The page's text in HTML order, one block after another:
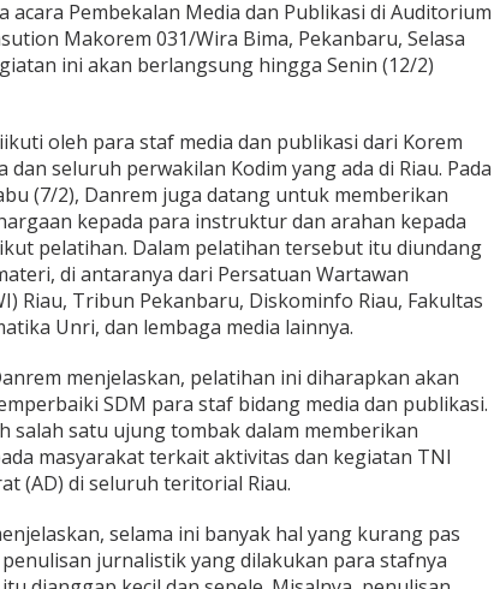
acara Pembekalan Media dan Publikasi di Auditorium
Makorem 031/Wira Bima, Pekanbaru, Selasa
ini akan berlangsung hingga Senin (12/2)
oleh para staf media dan publikasi dari Korem
dan seluruh perwakilan Kodim yang ada di Riau. Pada
(7/2), Danrem juga datang untuk memberikan
kepada para instruktur dan arahan kepada
pelatihan. Dalam pelatihan tersebut itu diundang
di antaranya dari Persatuan Wartawan
Riau, Tribun Pekanbaru, Diskominfo Riau, Fakultas
Unri, dan lembaga media lainnya.
menjelaskan, pelatihan ini diharapkan akan
SDM para staf bidang media dan publikasi.
salah satu ujung tombak dalam memberikan
masyarakat terkait aktivitas dan kegiatan TNI
(AD) di seluruh teritorial Riau.
selama ini banyak hal yang kurang pas
jurnalistik yang dilakukan para stafnya